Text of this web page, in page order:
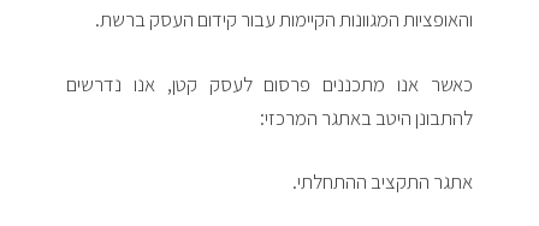
והאופציות המגוונות הקיימות עבור קידום העסק ברשת.
כאשר אנו מתכננים פרסום לעסק קטן, אנו נדרשים
להתבונן היטב באתגר המרכזי:
אתגר התקציב ההתחלתי.